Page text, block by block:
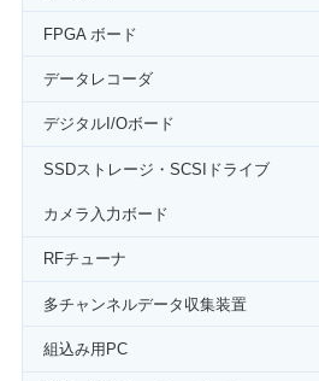
FPGA ボード
データレコーダ
デジタルI/Oボード
SSDストレージ・SCSIドライブ
カメラ入力ボード
RFチューナ
多チャンネルデータ収集装置
組込み用PC